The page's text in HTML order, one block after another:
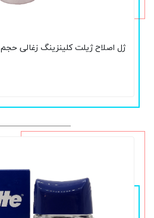
ژل اصلاح ژیلت کلینزینگ زغالی حجم 200 میلی لیتر